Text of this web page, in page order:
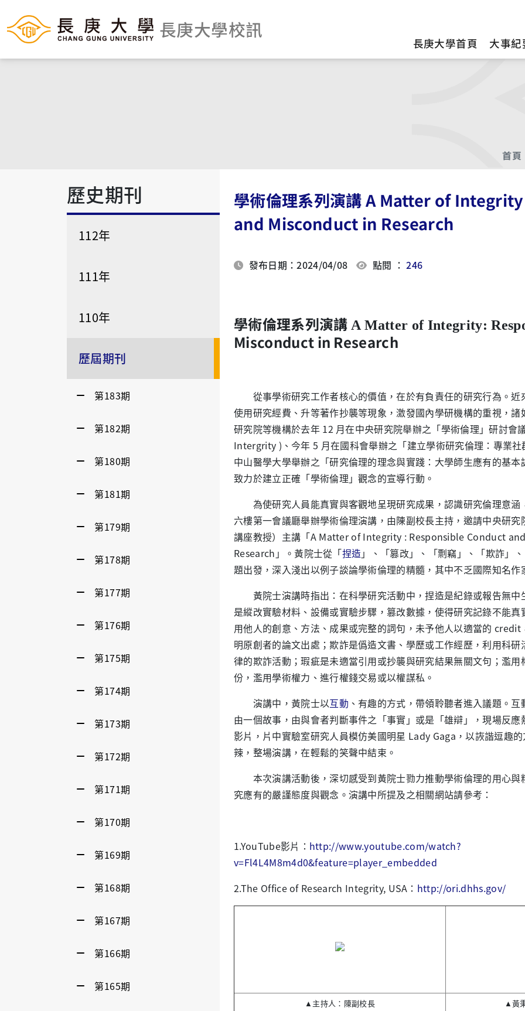
長庚大學校訊
長庚大學首頁 大事紀
首頁
歷史期刊
112年
111年
110年
歷屆期刊
第183期
第182期
第180期
第181期
第179期
第178期
第177期
第176期
第175期
第174期
第173期
第172期
第171期
第170期
第169期
第168期
第167期
第166期
第165期
學術倫理系列演講 A Matter of
and Misconduct in Research
發布日期：2024/04/08 點閱 ：246
學術倫理系列演講 A Matter of Integrity:
Misconduct in Research
從事學術研究工作者核心的價值，在於有負責任的研究行為。近
使用研究經費、升等著作抄襲等現象，激發國內學研機構的重視，
研究院等機構於去年 12 月在中央研究院舉辦之「學術倫理」研討
Intergrity )、今年 5 月在國科會舉辦之「建立學術研究倫理：專業
中山醫學大學舉辦之「研究倫理的理念與實踐：大學師生應有的基
致力於建立正確「學術倫理」觀念的宣導行動。
為使研究人員能真實與客觀地呈現研究成果，認識研究倫理意涵
六樓第一會議廳舉辦學術倫理演講，由陳副校長主持，邀請中央研
講座教授）主講「A Matter of Integrity : Responsible Conduct
Research」。黃院士從「捏造 」、「篡改」、「剽竊」、「欺詐」
題出發，深入淺出以例子談論學術倫理的精髓，其中不乏國際知名作
黃院士演講時指出：在科學研究活動中，捏造是紀錄或報告無中
是縱改實驗材料、設備或實驗步驟，篡改數據，使得研究記錄不能
用他人的創意、方法、成果或完整的詞句，未予他人以適當的
明原創者的論文出處；欺詐是僞造文書、學歷或工作經歷，利用科
律的欺詐活動；瑕疵是未適當引用或抄襲與研究結果無關文句；濫
份，濫用學術權力、進行權錢交易或以權謀私。
演講中，黃院士以互動 、有趣的方式，帶領聆聽者進入議題。
由一個故事，由與會者判斷事件之「事實」或是「雄辯」，現場反
影片，片中實驗室研究人員模仿美國明星 Lady Gaga，以詼諧逗趣
辣，整場演講，在輕鬆的笑聲中結束。
本次演講活動後，深切感受到黃院士勠力推動學術倫理的用心與
究應有的嚴謹態度與觀念。演講中所提及之相關網站請參考：
1.YouTube影片： http://www.youtube.com/watch?
v=Fl4L4M8m4d0&feature=player_embedded
2.The Office of Research Integrity, USA： http://ori.dhhs.gov/
▲主持人：陳副校長 ▲黃